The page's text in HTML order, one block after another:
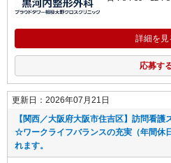
詳細を見
応募す
更新日：2026年07月21日
【関西／大阪府大阪市住吉区】訪問看
☆ワークライフバランスの充実（年間休
れます。